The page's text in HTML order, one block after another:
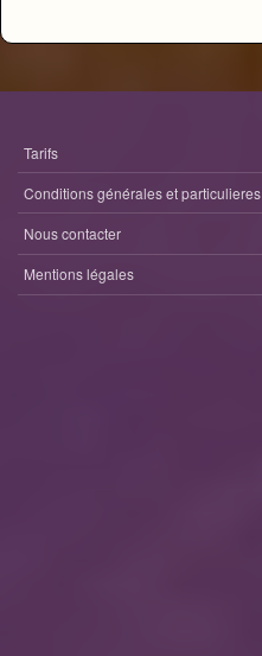
Tarifs
Conditions générales et particulieres
Nous contacter
Mentions légales